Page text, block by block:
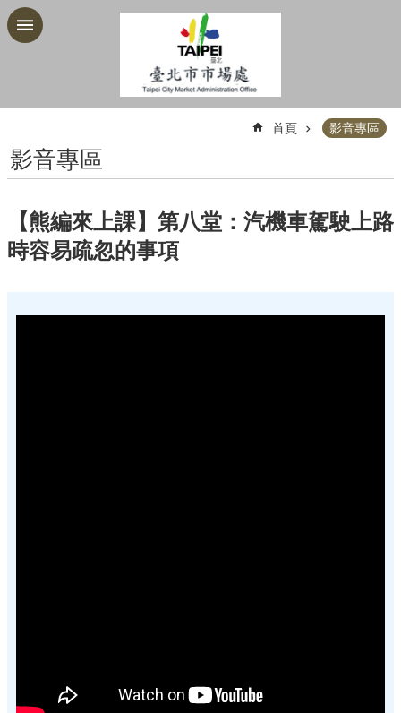
跳到主要內容區塊
首頁 影音專區
影音專區
【熊編來上課】第八堂：汽機車駕駛上路
時容易疏忽的事項